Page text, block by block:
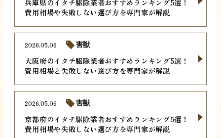
兵庫県のイタチ駆除業者おすすめランキング5選！
費用相場や失敗しない選び方を専門家が解説
大阪府のイタチ駆除業者おすすめランキング5選！
費用相場と失敗しない選び方を専門家が解説
2026.05.06 害獣
京都府のイタチ駆除業者おすすめランキング5選！
費用相場や失敗しない選び方を専門家が解説
2026.05.06 害獣